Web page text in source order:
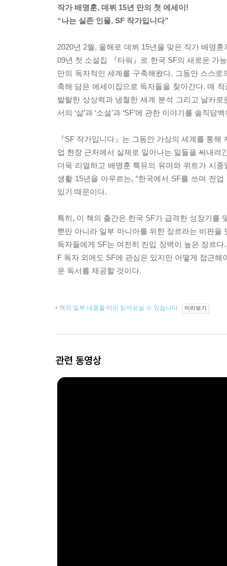
작가 배명훈, 데뷔 15년 만의 첫 에세이!
“나는 실존 인물, SF 작가입니다”
2020년 2월, 올해로 데뷔 15년을 맞은 작가 배명
09년 첫 소설집 『타워』로 한국 SF의 새로운 가
만의 독자적인 세계를 구축해왔다. 그동안 스스
축해 담은 에세이집으로 독자들을 찾아간다. 매
발랄한 상상력과 냉철한 세계 분석 그리고 날카
서의 ‘삶’과 ‘소설’과 ‘SF’에 관한 이야기를 솔직
『SF 작가입니다』는 그동안 가상의 세계를 통
업 현장 근처에서 실제로 일어나는 일들을 써내
더욱 리얼하고 배명훈 특유의 유머와 위트가 시
생활 15년을 아우르는, “한국에서 SF를 쓰며 전
있기 때문이다.
특히, 이 책의 출간은 한국 SF가 급격한 성장기를
뿐만 아니라 일부 마니아를 위한 장르라는 비판
독자들에게 SF는 여전히 진입 장벽이 높은 장르
F 독자 외에도 SF에 관심은 있지만 어떻게 접근
운 독서를 제공할 것이다.
책의 일부 내용을 미리 읽어보실 수 있습니다. 미리보기
관련 동영상